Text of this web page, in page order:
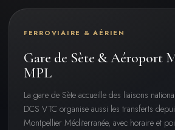
FERROVIAIRE & AÉRIEN
Gare de Sète & Aéroport
MPL
La gare de Sète accueille des liaisons
DCS VTC organise aussi les transferts
Montpellier Méditerranée, avec horaire et